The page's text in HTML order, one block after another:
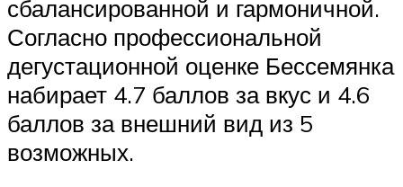
сбалансированной и гармоничной.
Согласно профессиональной
дегустационной оценке Бессемянка
набирает 4.7 баллов за вкус и 4.6
баллов за внешний вид из 5
возможных.